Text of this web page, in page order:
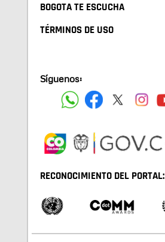
BOGOTA TE ESCUCHA
TÉRMINOS DE USO
Síguenos:
RECONOCIMIENTO DEL PORTAL: